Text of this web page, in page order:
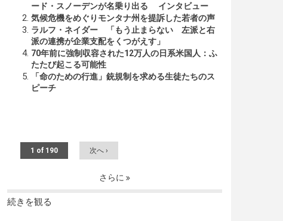
ード・スノーデンが名乗り出る インタビュー
気候危機をめぐりモンタナ州を提訴した若者の声
ラルフ・ネイダー 「もう止まらない 左派と右
派の連携が企業支配をくつがえす」
70年前に強制収容された12万人の日系米国人：ふ
たたび起こる可能性
「命のための行進」銃規制を求める生徒たちのス
ピーチ
1 of 190 次へ ›
さらに
続きを観る